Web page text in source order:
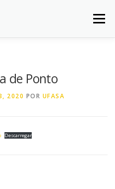
Menu
MAPA
de Ponto
2020 POR UFASA
Descarregar